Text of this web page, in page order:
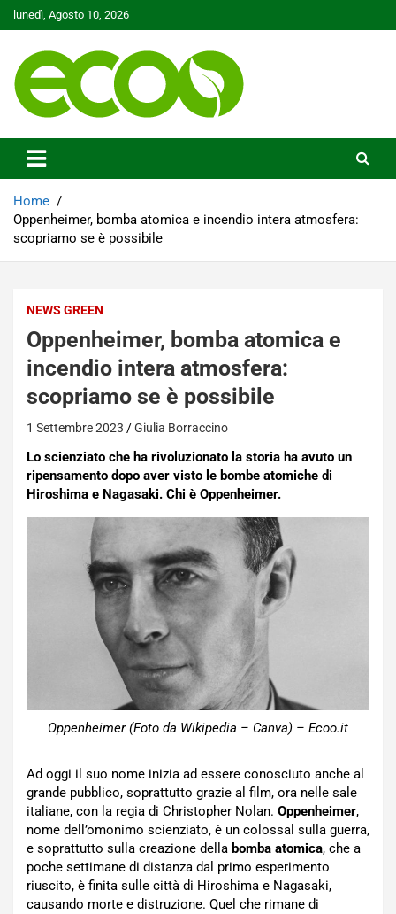
Skip
to
lunedì, Agosto 10, 2026
Ecoo.it
Home
Oppenheimer, bomba atomica e incendio intera atmosfera:
scopriamo se è possibile
NEWS GREEN
Oppenheimer, bomba atomica e
incendio intera atmosfera:
scopriamo se è possibile
1 Settembre 2023 Giulia Borraccino
Lo scienziato che ha rivoluzionato la storia ha avuto un
ripensamento dopo aver visto le bombe atomiche di
Hiroshima e Nagasaki. Chi è Oppenheimer.
Oppenheimer (Foto da Wikipedia – Canva) – Ecoo.it
Ad oggi il suo nome inizia ad essere conosciuto anche al
grande pubblico, soprattutto grazie al film, ora nelle sale
italiane, con la regia di Christopher Nolan. Oppenheimer,
nome dell’omonimo scienziato, è un colossal sulla guerra,
e soprattutto sulla creazione della bomba atomica, che a
poche settimane di distanza dal primo esperimento
riuscito, è finita sulle città di Hiroshima e Nagasaki,
causando morte e distruzione. Quel che rimane di